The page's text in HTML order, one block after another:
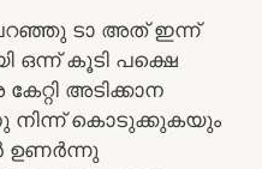
ടാ അത് ഇന്ന്
ഒന്ന് കൂടി പക്ഷെ
അടിക്കാന
നിന്ന് കൊടുക്കുകയും
ഉണർന്നു